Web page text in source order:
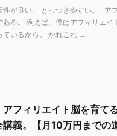
性が良い。 とっつきやすい。 ア
る。 例えば、僕はアフィリエイ
ているから。 かれこれ ...
アフィリエイト脳を育て
義。【月10万円までの